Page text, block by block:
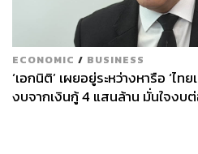
ECONOMIC / BUSINESS
‘เอกนิติ’ เผยอยู่ระหว่างหารือ ‘ไท
งบจากเงินกู้ 4 แสนล้าน มั่นใจงบต่